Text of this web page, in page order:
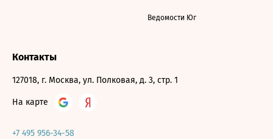
Ведомости Юг
Контакты
127018, г. Москва, ул. Полковая, д. 3, стр. 1
На карте
+7 495 956-34-58